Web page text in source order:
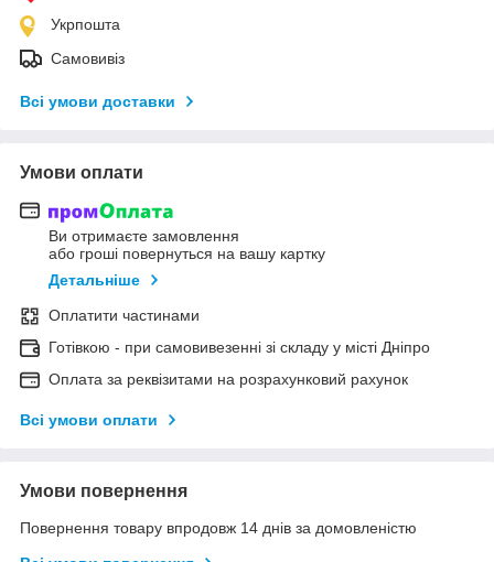
Укрпошта
Самовивіз
Всі умови доставки
Умови оплати
Ви отримаєте замовлення
або гроші повернуться на вашу картку
Детальніше
Оплатити частинами
Готівкою - при самовивезенні зі складу у місті Дніпро
Оплата за реквізитами на розрахунковий рахунок
Всі умови оплати
Умови повернення
Повернення товару впродовж 14 днів за домовленістю